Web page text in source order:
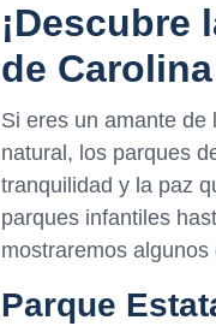
¡Descubre
de
Si eres un amante
natural, los parques
tranquilidad y la paz
parques infantiles
mostraremos
Parque